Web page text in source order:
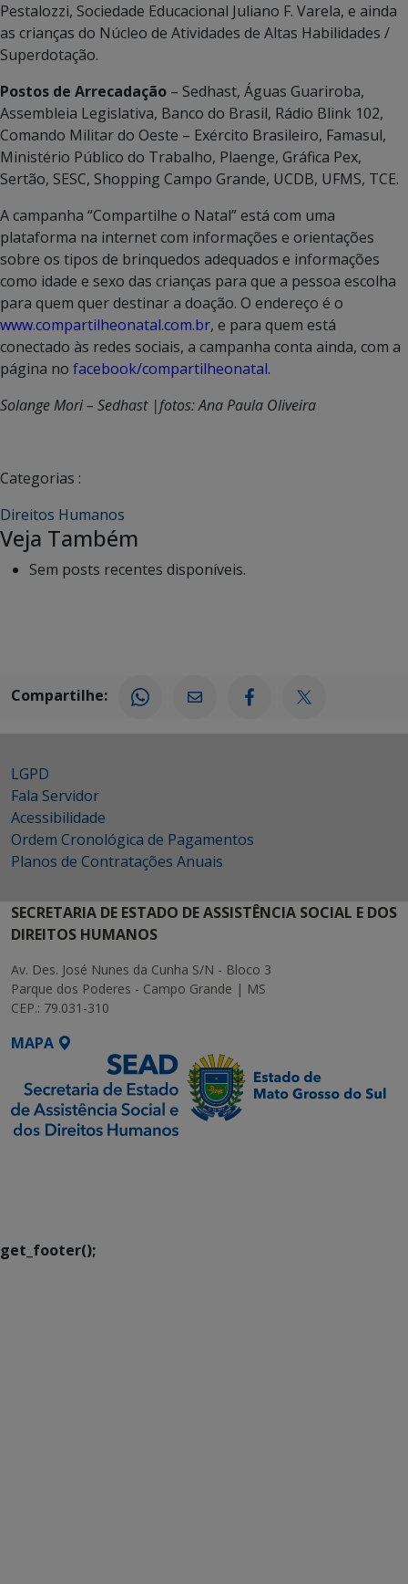
Pestalozzi, Sociedade Educacional Juliano F. Varela, e ainda
as crianças do Núcleo de Atividades de Altas Habilidades /
Superdotação.
Postos de Arrecadação – Sedhast, Águas Guariroba,
Assembleia Legislativa, Banco do Brasil, Rádio Blink 102,
Comando Militar do Oeste – Exército Brasileiro, Famasul,
Ministério Público do Trabalho, Plaenge, Gráfica Pex,
Sertão, SESC, Shopping Campo Grande, UCDB, UFMS, TCE.
A campanha “Compartilhe o Natal” está com uma
plataforma na internet com informações e orientações
sobre os tipos de brinquedos adequados e informações
como idade e sexo das crianças para que a pessoa escolha
para quem quer destinar a doação. O endereço é o
www.compartilheonatal.com.br, e para quem está
conectado às redes sociais, a campanha conta ainda, com a
página no facebook/compartilheonatal.
Solange Mori – Sedhast |fotos: Ana Paula Oliveira
Categorias :
Direitos Humanos
Veja Também
Sem posts recentes disponíveis.
Compartilhe:
LGPD
Fala Servidor
Acessibilidade
Ordem Cronológica de Pagamentos
Planos de Contratações Anuais
SECRETARIA DE ESTADO DE ASSISTÊNCIA SOCIAL E DOS
DIREITOS HUMANOS
Av. Des. José Nunes da Cunha S/N - Bloco 3
Parque dos Poderes - Campo Grande | MS
CEP.: 79.031-310
MAPA
get_footer();